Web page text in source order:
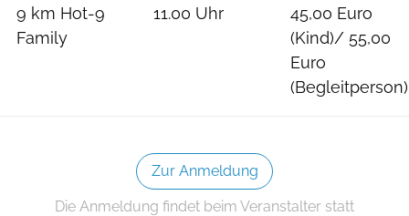
9 km Hot-9
Family
11.00 Uhr
45,00 Euro
(Kind)/ 55,00
Euro
(Begleitperson)
Zur Anmeldung
Die Anmeldung findet beim Veranstalter statt